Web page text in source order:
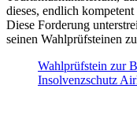
dieses, endlich
Diese Forderung
seinen Wahlprüfsteinen
Wahlprüfstein zur
Insolvenzschutz